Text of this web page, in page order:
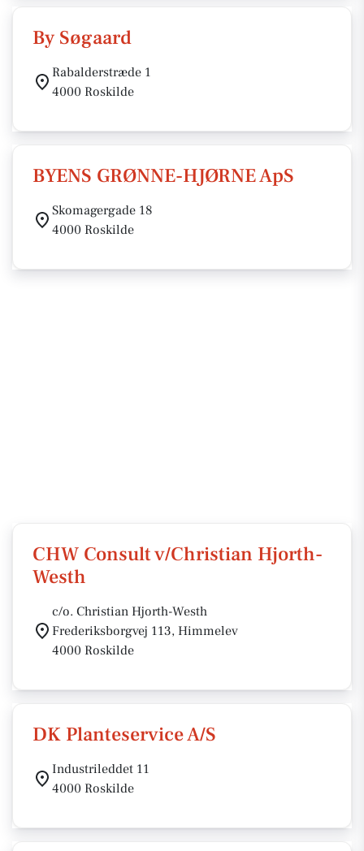
By Søgaard
Rabalderstræde 1
4000 Roskilde
BYENS GRØNNE-HJØRNE ApS
Skomagergade 18
4000 Roskilde
CHW Consult v/Christian Hjorth-
Westh
c/o. Christian Hjorth-Westh
Frederiksborgvej 113, Himmelev
4000 Roskilde
DK Planteservice A/S
Industrileddet 11
4000 Roskilde